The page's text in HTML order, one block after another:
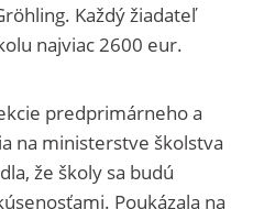
Každý žiadateľ
najviac 2600 eur.
predprimárneho a
na ministerstve školstva
že školy sa budú
Poukázala na